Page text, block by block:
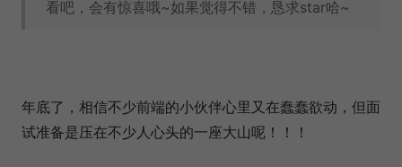
看吧，会有惊喜哦~如果觉得不错，恳求star哈~
年底了，相信不少前端的小伙伴心里又在蠢蠢欲动，但面
试准备是压在不少人心头的一座大山呢！！！